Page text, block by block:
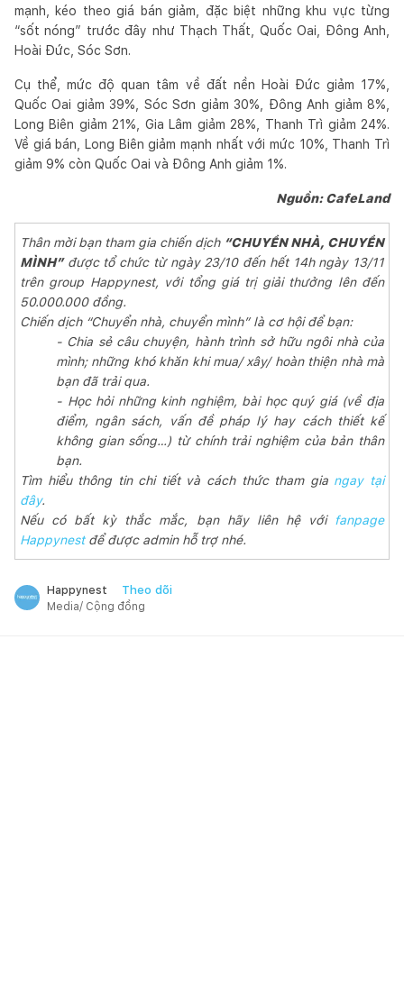
mạnh, kéo theo giá bán giảm, đặc biệt những khu vực từng
“sốt nóng” trước đây như Thạch Thất, Quốc Oai, Đông Anh,
Hoài Đức, Sóc Sơn.
Cụ thể, mức độ quan tâm về đất nền Hoài Đức giảm 17%,
Quốc Oai giảm 39%, Sóc Sơn giảm 30%, Đông Anh giảm 8%,
Long Biên giảm 21%, Gia Lâm giảm 28%, Thanh Trì giảm 24%.
Về giá bán, Long Biên giảm mạnh nhất với mức 10%, Thanh Trì
giảm 9% còn Quốc Oai và Đông Anh giảm 1%.
Nguồn: CafeLand
Thân mời bạn tham gia chiến dịch “CHUYỂN NHÀ, CHUYỂN
MÌNH”được tổ chức từ ngày 23/10 đến hết 14h ngày 13/11
trên group Happynest, với tổng giá trị giải thưởng lên đến
50.000.000 đồng.
Chiến dịch “Chuyển nhà, chuyển mình” là cơ hội để bạn:
- Chia sẻ câu chuyện, hành trình sở hữu ngôi nhà của
mình; những khó khăn khi mua/ xây/ hoàn thiện nhà mà
bạn đã trải qua.
- Học hỏi những kinh nghiệm, bài học quý giá (về địa
điểm, ngân sách, vấn đề pháp lý hay cách thiết kế
không gian sống…) từ chính trải nghiệm của bản thân
bạn.
Tìm hiểu thông tin chi tiết và cách thức tham gia ngay tại
đây.
Nếu có bất kỳ thắc mắc, bạn hãy liên hệ với fanpage
Happynestđể được admin hỗ trợ nhé.
Happynest Theo dõi
Media/ Cộng đồng